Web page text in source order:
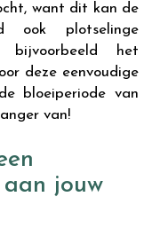
want dit kan de
ook plotselinge
bijvoorbeeld het
deze eenvoudige
bloeiperiode van
van!
jouw